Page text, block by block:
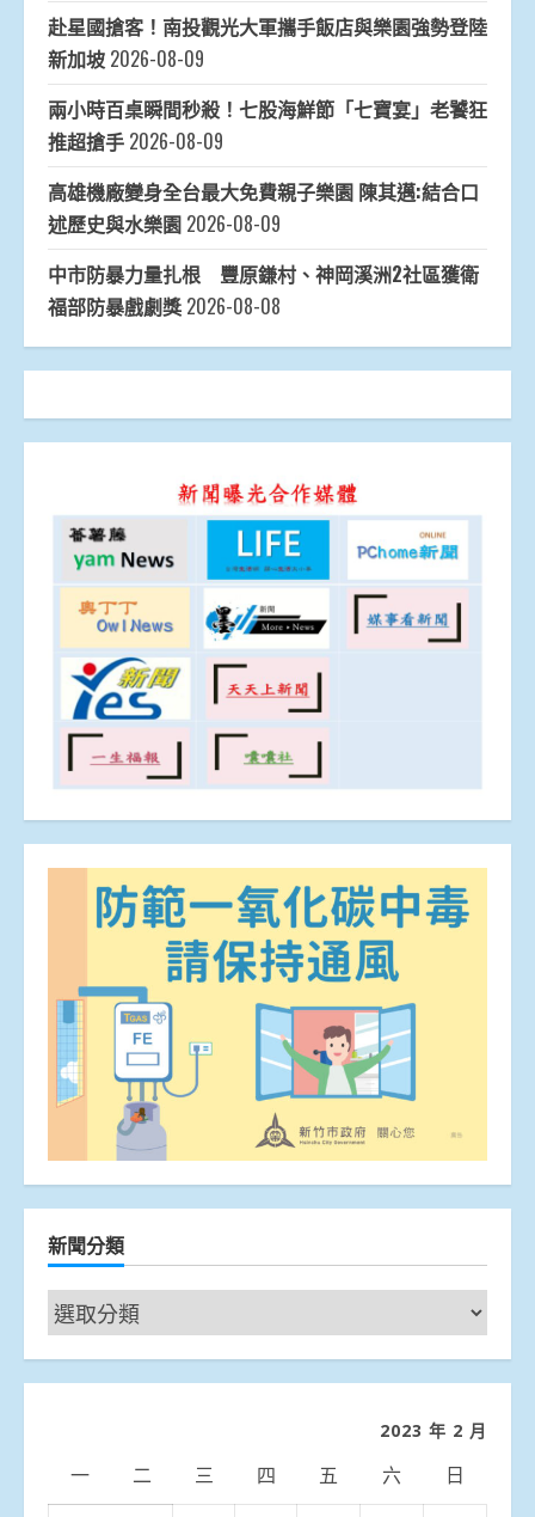
赴星國搶客！南投觀光大軍攜手飯店與樂園強勢登陸
新加坡 2026-08-09
兩小時百桌瞬間秒殺！七股海鮮節「七寶宴」老饕狂
推超搶手 2026-08-09
高雄機廠變身全台最大免費親子樂園 陳其邁:結合口
述歷史與水樂園 2026-08-09
中市防暴力量扎根 豐原鎌村、神岡溪洲2社區獲衛
福部防暴戲劇獎 2026-08-08
新聞分類
新
聞
分
2023 年 2 月
一 二 三 四 五 六 日